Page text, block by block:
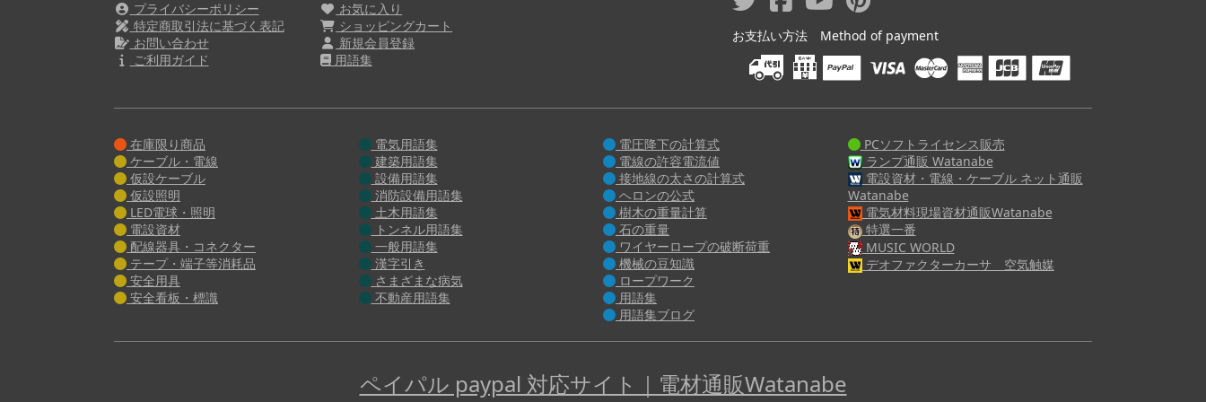
プライバシーポリシー
特定商取引法に基づく表記
お問い合わせ
ご利用ガイド
お気に入り
ショッピングカート
新規会員登録
用語集
お支払い方法 Method of payment
在庫限り商品
ケーブル・電線
仮設ケーブル
仮設照明
LED電球・照明
電設資材
配線器具・コネクター
テープ・端子等消耗品
安全用具
安全看板・標識
電気用語集
建築用語集
設備用語集
消防設備用語集
土木用語集
トンネル用語集
一般用語集
漢字引き
さまざまな病気
不動産用語集
電圧降下の計算式
電線の許容電流値
接地線の太さの計算式
ヘロンの公式
樹木の重量計算
石の重量
ワイヤーロープの破断荷重
機械の豆知識
ロープワーク
用語集
用語集ブログ
PCソフトライセンス販売
ランプ通販 Watanabe
電設資材・電線・ケーブル ネット通販
Watanabe
電気材料現場資材通販Watanabe
特選一番
MUSIC WORLD
デオファクターカーサ 空気触媒
ペイパル paypal 対応サイト｜電材通販Watanabe